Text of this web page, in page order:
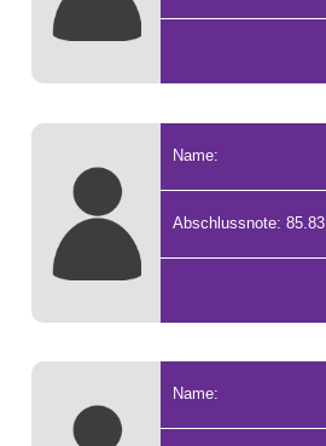
Name:
Abschlussnote: 85.83
Name: